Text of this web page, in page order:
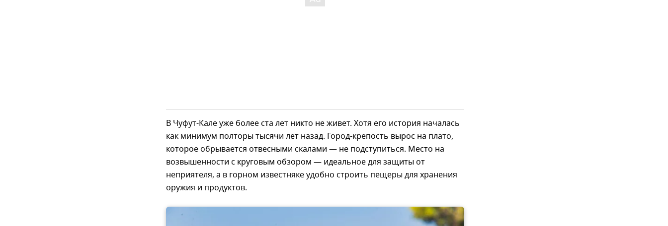
В Чуфут-Кале уже более ста лет никто не живет. Хотя его история началась
как минимум полторы тысячи лет назад. Город-крепость вырос на плато,
которое обрывается отвесными скалами — не подступиться. Место на
возвышенности с круговым обзором — идеальное для защиты от
неприятеля, а в горном известняке удобно строить пещеры для хранения
оружия и продуктов.